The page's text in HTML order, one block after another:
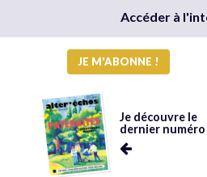
Accéder à
JE M'ABONNE !
Je découvre le
dernier numéro